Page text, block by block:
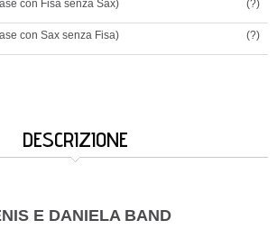
con Fisa senza Sax) (?)
con Sax senza Fisa) (?)
DESCRIZIONE
E DANIELA BAND